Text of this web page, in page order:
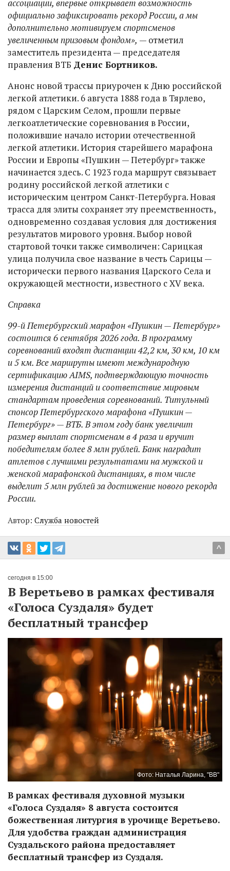
ассоциации, впервые открывает возможность
официально зафиксировать рекорд России, а мы
дополнительно мотивируем спортсменов
увеличенным призовым фондом», — отметил
заместитель президента — председателя
правления ВТБ Денис Бортников.
Анонс новой трассы приурочен к Дню российской
легкой атлетики. 6 августа 1888 года в Тярлево,
рядом с Царским Селом, прошли первые
легкоатлетические соревнования в России,
положившие начало истории отечественной
легкой атлетики. История старейшего марафона
России и Европы «Пушкин — Петербург» также
начинается здесь. С 1923 года маршрут связывает
родину российской легкой атлетики с
историческим центром Санкт-Петербурга. Новая
трасса для элиты сохраняет эту преемственность,
одновременно создавая условия для достижения
результатов мирового уровня. Выбор новой
стартовой точки также символичен: Сарицкая
улица получила свое название в честь Сарицы —
исторически первого названия Царского Села и
окружающей местности, известного с XV века.
Справка
99-й Петербургский марафон «Пушкин — Петербург»
состоится 6 сентября 2026 года. В программу
соревнований входят дистанции 42,2 км, 30 км, 10 км
и 5 км. Все маршруты имеют международную
сертификацию AIMS, подтверждающую точность
измерения дистанций и соответствие мировым
стандартам проведения соревнований. Титульный
спонсор Петербургского марафона «Пушкин —
Петербург» — ВТБ. В этом году банк увеличит
размер выплат спортсменам в 4 раза и вручит
победителям более 8 млн рублей. Банк наградит
атлетов с лучшими результатами на мужской и
женской марафонской дистанциях, в том числе
выделит 5 млн рублей за достижение нового рекорда
России.
Автор: Служба новостей
^
сегодня в 15:00
В Веретьево в рамках фестиваля
«Голоса Суздаля» будет
бесплатный трансфер
Фото: Наталья Ларина, "ВВ"
В рамках фестиваля духовной музыки
«Голоса Суздаля» 8 августа состоится
божественная литургия в урочище Веретьево.
Для удобства граждан администрация
Суздальского района предоставляет
бесплатный трансфер из Суздаля.